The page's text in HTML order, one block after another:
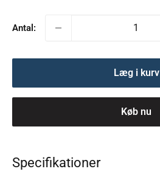
Antal:
Læg i kurv
Køb nu
Specifikationer